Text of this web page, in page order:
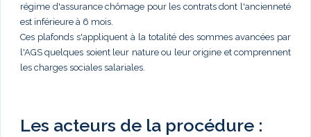
régime d'assurance chômage pour les contrats dont l'ancienneté
est inférieure à 6 mois.
Ces plafonds s'appliquent à la totalité des sommes avancées par
l'AGS quelques soient leur nature ou leur origine et comprennent
les charges sociales salariales.
Les acteurs de la procédure :